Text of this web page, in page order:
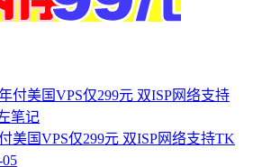
美国VPS仅299元 双ISP网络支持TK
05